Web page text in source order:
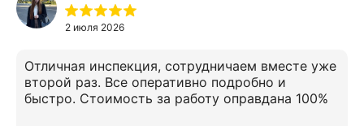
2 июля 2026
Отличная инспекция, сотрудничаем вместе уже
второй раз. Все оперативно подробно и
быстро. Стоимость за работу оправдана 100%